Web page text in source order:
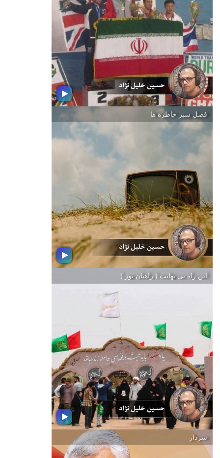
حسی شبیه باران
دعوتید به شنیدن مجموعه دلچسبی از
تصنیف و ترانه هایی از جنس باران
طبل شادانه
در این بسته ؛ مجموعه ای از موسیقی
ورزشی را خواهید شنید
فصل سبز خاطره ها
فصل سبز خاطره ها
خاطره ها عجیبن؛ می مونن و نمی رن.
خاطره ها به زندگی ماها رنگ می دن .
حالا در این بسته موسیقی از خاطره ها
می شنویم و خاطره بازی می كنیم
این راه بی نهایت ( راهیان نور )
سردار